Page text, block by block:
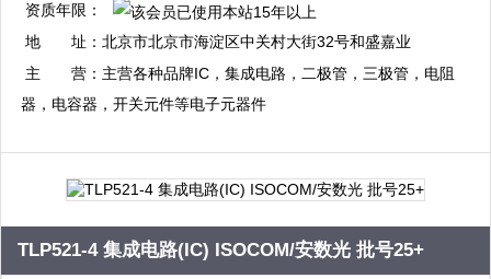
QQ：1344056792
复制
资质年限：
地 址：北京市北京市海淀区中关村大街32号和盛嘉业
大厦10层第1011室
主 营： 主营各种品牌IC，集成电路，二极管，三极管，电阻
器，电容器，开关元件等电子元器件
TLP521-4 集成电路(IC) ISOCOM/安数光 批号25+